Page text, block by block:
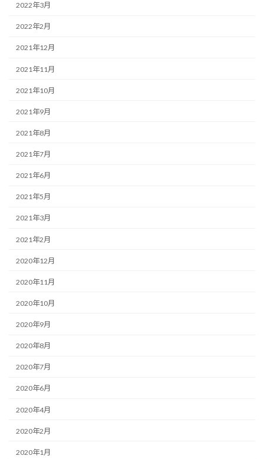
2022年3月
2022年2月
2021年12月
2021年11月
2021年10月
2021年9月
2021年8月
2021年7月
2021年6月
2021年5月
2021年3月
2021年2月
2020年12月
2020年11月
2020年10月
2020年9月
2020年8月
2020年7月
2020年6月
2020年4月
2020年2月
2020年1月